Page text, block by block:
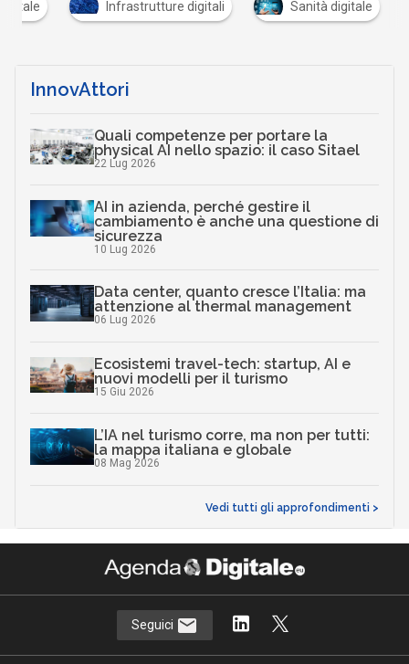
Infrastrutture digitali Sanità digitale
InnovAttori
Quali competenze per portare la
physical AI nello spazio: il caso Sitael
22 Lug 2026
AI in azienda, perché gestire il
cambiamento è anche una questione di
sicurezza
10 Lug 2026
Data center, quanto cresce l’Italia: ma
attenzione al thermal management
06 Lug 2026
Ecosistemi travel-tech: startup, AI e
nuovi modelli per il turismo
15 Giu 2026
L’IA nel turismo corre, ma non per tutti:
la mappa italiana e globale
08 Mag 2026
Vedi tutti gli approfondimenti >
Seguici